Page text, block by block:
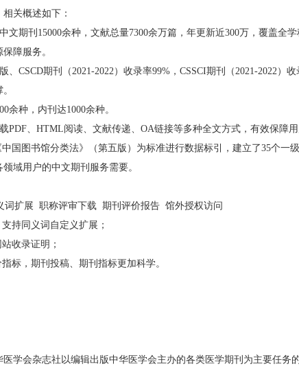
关概述如下：
文期刊 15000余种，文献总量7300余万篇，年更新近300万，覆盖全
障服务。
、CSCD期刊（2021-2022）收录率99%，CSSCI期刊（2021-2022）
余种，内刊达1000余种。
PDF、HTML阅读、文献传递、OA链接等多种全文方式，有效保障用
中国图书馆分类法》（第五版）为标准进行数据标引，建立了35个一
域用户的中文期刊服务需要。
词扩展 职称评审下载 期刊评价报告 馆外授权访问
持同义词自定义扩展；
收录证明；
标，期刊投稿、期刊指标更加科学。
医学会杂志社以编辑出版中华医学会主办的各类医学期刊为主要任务